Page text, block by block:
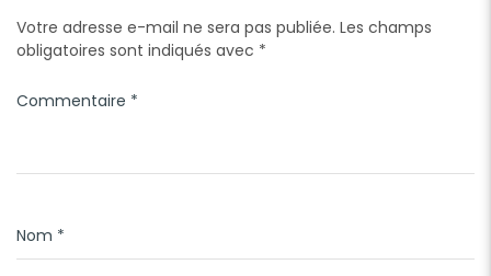
Votre adresse e-mail ne sera pas publiée. Les champs
obligatoires sont indiqués avec *
Commentaire *
Nom *